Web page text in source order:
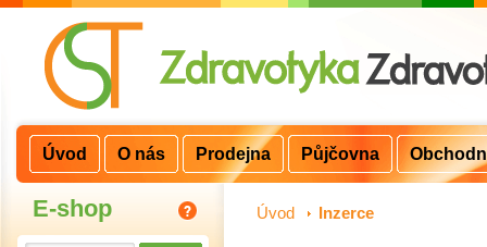
E-shop Úvod > Inzerce
Úvod O nás Prodejna Půjčovna